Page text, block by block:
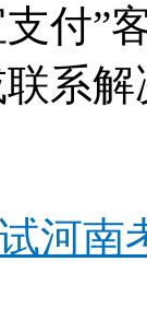
支付”
系解
河南